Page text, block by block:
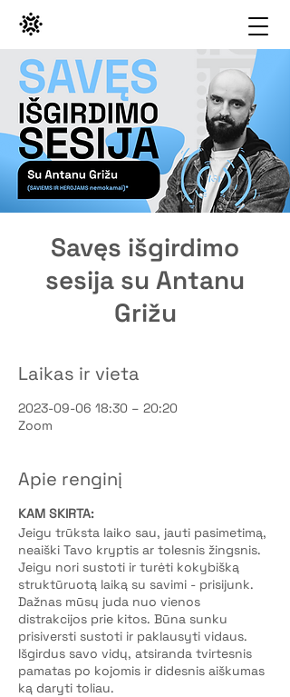
Savęs išgirdimo
sesija su Antanu
Grižu
Laikas ir vieta
2023-09-06 18:30 – 20:20
Zoom
Apie renginį
KAM SKIRTA:
Jeigu trūksta laiko sau, jauti pasimetimą,
neaiški Tavo kryptis ar tolesnis žingsnis.
Jeigu nori sustoti ir turėti kokybišką
struktūruotą laiką su savimi - prisijunk.
Dažnas mūsų juda nuo vienos
distrakcijos prie kitos. Būna sunku
prisiversti sustoti ir paklausyti vidaus.
Išgirdus savo vidų, atsiranda tvirtesnis
pamatas po kojomis ir didesnis aiškumas
ką daryti toliau.